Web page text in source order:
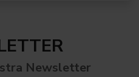
Newsletter